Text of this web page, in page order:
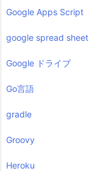
Google Apps Script
google spread sheet
Google ドライブ
Go言語
gradle
Groovy
Heroku